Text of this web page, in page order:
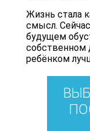
Жизнь стала
смысл.
будущем
собственном
ребёнком